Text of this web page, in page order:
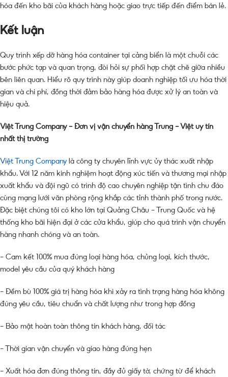
hóa đến kho bãi của khách hàng hoặc giao trực tiếp đến điểm bán lẻ.
Kết luận
Quy trình xếp dỡ hàng hóa container tại cảng biển là một chuỗi các
bước phức tạp và quan trọng, đòi hỏi sự phối hợp chặt chẽ giữa nhiều
bên liên quan. Hiểu rõ quy trình này giúp doanh nghiệp tối ưu hóa thời
gian và chi phí, đồng thời đảm bảo hàng hóa được xử lý an toàn và
hiệu quả.
Việt Trung Company – Đơn vị vận chuyển hàng Trung – Việt uy tín
nhất thị trường
Việt Trung Companylà công ty chuyên lĩnh vực ủy thác xuất nhập
khẩu. Với 12 năm kinh nghiệm hoạt động xúc tiến và thương mại nhập
xuất khẩu và đội ngũ có trình độ cao chuyên nghiệp tận tình chu đáo
cùng mạng lưới văn phòng rộng khắp các tỉnh thành phố trong nước.
Đặc biệt chúng tôi có kho lớn tại Quảng Châu – Trung Quốc và hệ
thống kho bãi hiện đại ở các cửa khẩu, giúp cho quá trình vận chuyển
hàng nhanh chóng và an toàn.
– Cam kết 100% mua đúng loại hàng hóa, chủng loại, kích thước,
model yêu cầu của quý khách hàng
– Đềm bù 100% giá trị hàng hóa khi xảy ra tình trạng hàng hóa không
đúng yêu cầu, tiêu chuẩn và chất lượng như trong hợp đồng
– Bảo mật hoàn toàn thông tin khách hàng, đối tác
– Thời gian vận chuyển và giao hàng đúng hẹn
– Xuất hóa đơn đúng thông tin, đầy đủ giấy tờ, chứng từ để khách